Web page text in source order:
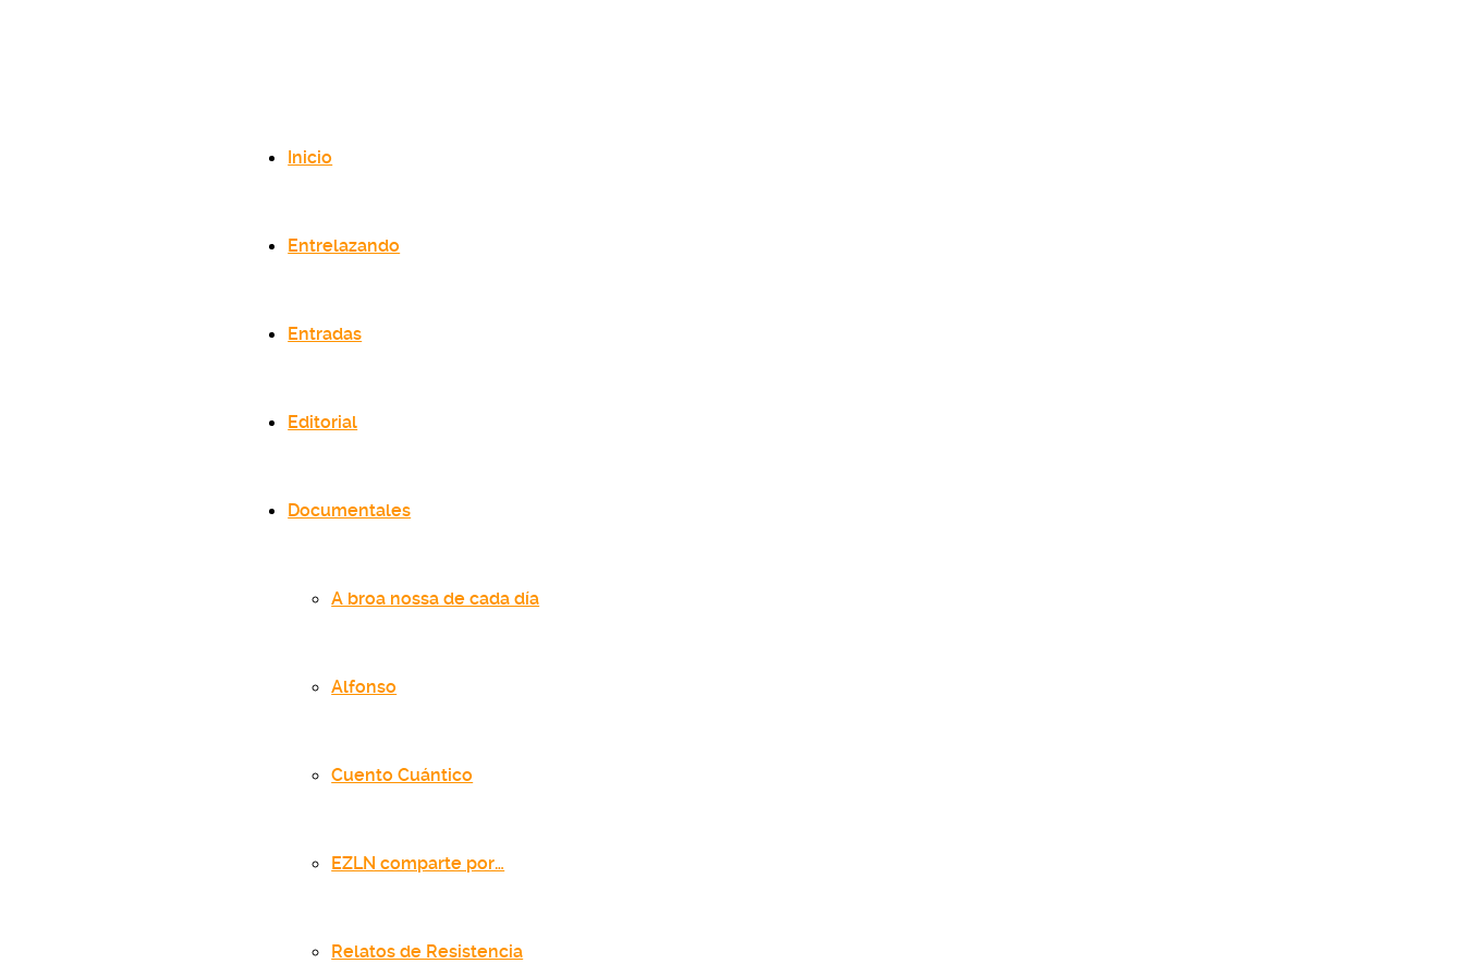
Inicio
Entrelazando
Entradas
Editorial
Documentales
A broa nossa de cada día
Alfonso
Cuento Cuántico
EZLN comparte por…
Relatos de Resistencia